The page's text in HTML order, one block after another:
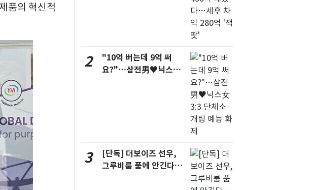
품의 혁신적
2
"10억 버는데 9억 써
요?"…삼전男♥닉스女
3
[단독] 더보이즈 선우,
그루비룸 품에 안긴다…